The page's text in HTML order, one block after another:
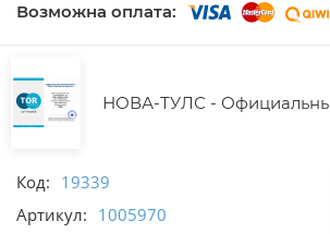
Возможна оплата:
НОВА-ТУЛС -
Код: 19339
Артикул: 1005970